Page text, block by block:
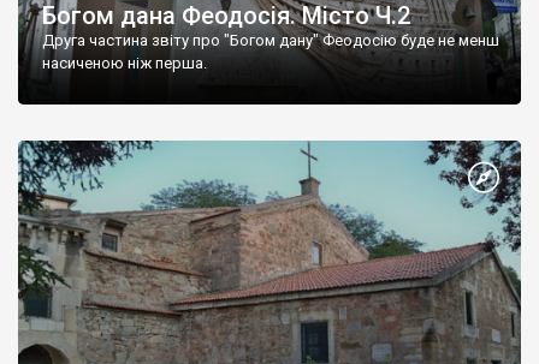
Богом дана Феодосія. Місто Ч.2
Друга частина звіту про "Богом дану" Феодосію буде не менш
насиченою ніж перша.